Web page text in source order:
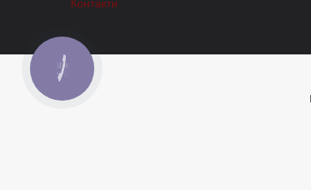
Контакти
КНОПКА
ЗВ'ЯЗКУ